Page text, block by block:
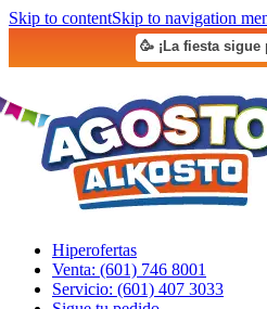
Skip to contentSkip to navigation
🥳 ¡La fiesta
Hiperofertas
Venta: (601) 746 8001
Servicio: (601) 407 3033